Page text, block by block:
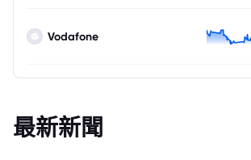
Vodafone
最新新聞